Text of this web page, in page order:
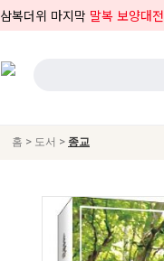
삼복더위 마지막 말복 보양대전
홈 > 도서 > 종교